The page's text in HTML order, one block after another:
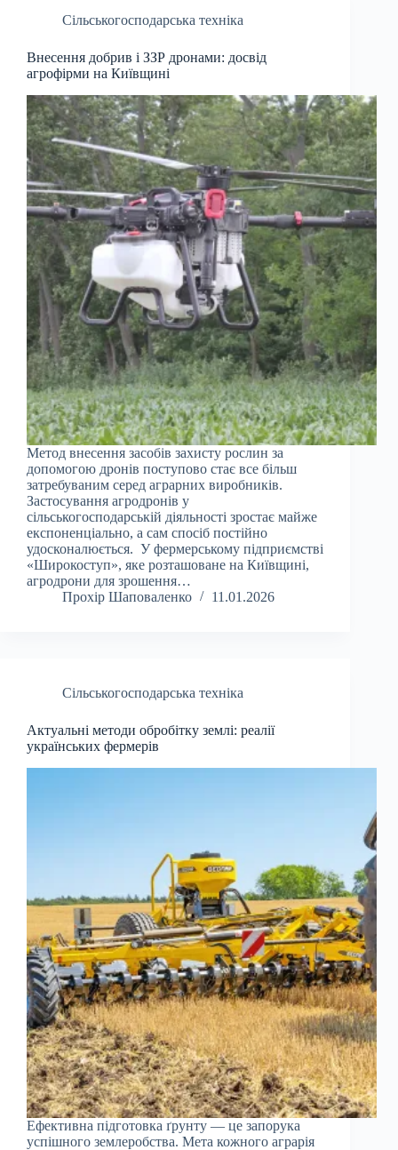
Сільськогосподарська техніка
Внесення добрив і ЗЗР дронами: досвід
агрофірми на Київщині
Метод внесення засобів захисту рослин за
допомогою дронів поступово стає все більш
затребуваним серед аграрних виробників.
Застосування агродронів у
сільськогосподарській діяльності зростає майже
експоненціально, а сам спосіб постійно
удосконалюється. У фермерському підприємстві
«Широкоступ», яке розташоване на Київщині,
агродрони для зрошення…
Прохір Шаповаленко
11.01.2026
Сільськогосподарська техніка
Актуальні методи обробітку землі: реалії
українських фермерів
Ефективна підготовка ґрунту — це запорука
успішного землеробства. Мета кожного аграрія